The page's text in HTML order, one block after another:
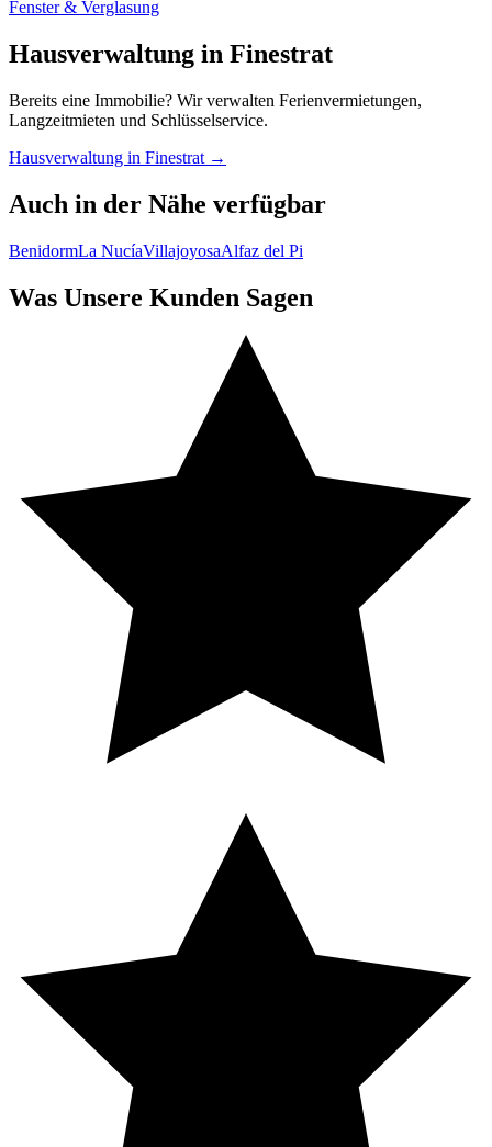
Fenster & Verglasung
Hausverwaltung in Finestrat
Bereits eine Immobilie? Wir verwalten Ferienvermietungen,
Langzeitmieten und Schlüsselservice.
Hausverwaltung in Finestrat →
Auch in der Nähe verfügbar
BenidormLa NucíaVillajoyosaAlfaz del Pi
Was Unsere Kunden Sagen